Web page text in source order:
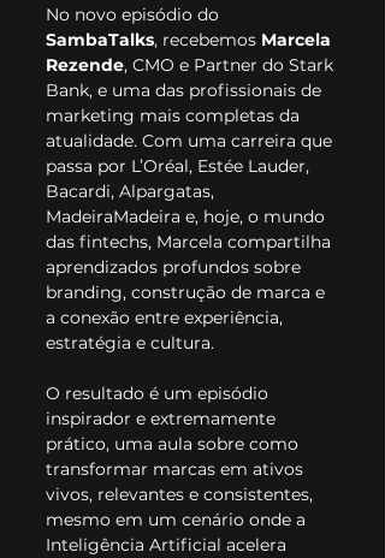
No novo episódio do
SambaTalks, recebemos Marcela
Rezende, CMO e Partner do Stark
Bank, e uma das profissionais de
marketing mais completas da
atualidade. Com uma carreira que
passa por L’Oréal, Estée Lauder,
Bacardi, Alpargatas,
MadeiraMadeira e, hoje, o mundo
das fintechs, Marcela compartilha
aprendizados profundos sobre
branding, construção de marca e
a conexão entre experiência,
estratégia e cultura.
O resultado é um episódio
inspirador e extremamente
prático, uma aula sobre como
transformar marcas em ativos
vivos, relevantes e consistentes,
mesmo em um cenário onde a
Inteligência Artificial acelera